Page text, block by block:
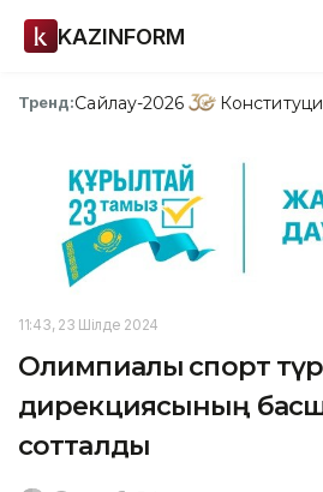
KAZINFORM
Тренд:Сайлау-2026
11:43, 23 Шілде 2024
Олимпиалық спорт
дирекциясының
сотталды